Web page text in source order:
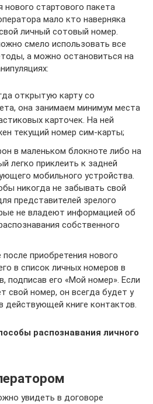
нового стартового пакета
мало кто наверняка
личный сотовый номер.
смело использовать все
а можно остановиться на
открытую карту со
она занимаем минимум места
карточек. На ней
текущий номер сим-карты;
в маленьком блокноте либо на
легко приклеить к задней
мобильного устройства.
никогда не забывать свой
представителей зрелого
не владеют информацией об
собственного
приобретения нового
в список личных номеров в
подписав его «Мой номер». Если
свой номер, он всегда будет у
действующей книге контактов.
распознавания личного
увидеть в договоре